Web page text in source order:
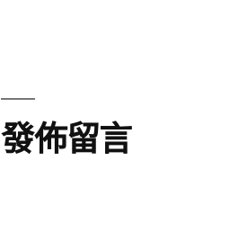
發佈留言